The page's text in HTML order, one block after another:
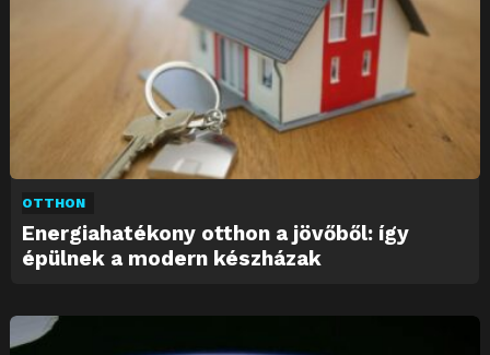
OTTHON
Energiahatékony otthon a jövőből: így
épülnek a modern készházak